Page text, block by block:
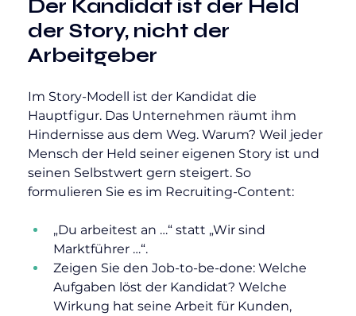
Der Kandidat ist der Held
der Story, nicht der
Arbeitgeber
Im Story-Modell ist der Kandidat die
Hauptfigur. Das Unternehmen räumt ihm
Hindernisse aus dem Weg. Warum? Weil jeder
Mensch der Held seiner eigenen Story ist und
seinen Selbstwert gern steigert. So
formulieren Sie es im Recruiting-Content:
„Du arbeitest an …“ statt „Wir sind
Marktführer …“.
Zeigen Sie den Job-to-be-done: Welche
Aufgaben löst der Kandidat? Welche
Wirkung hat seine Arbeit für Kunden,